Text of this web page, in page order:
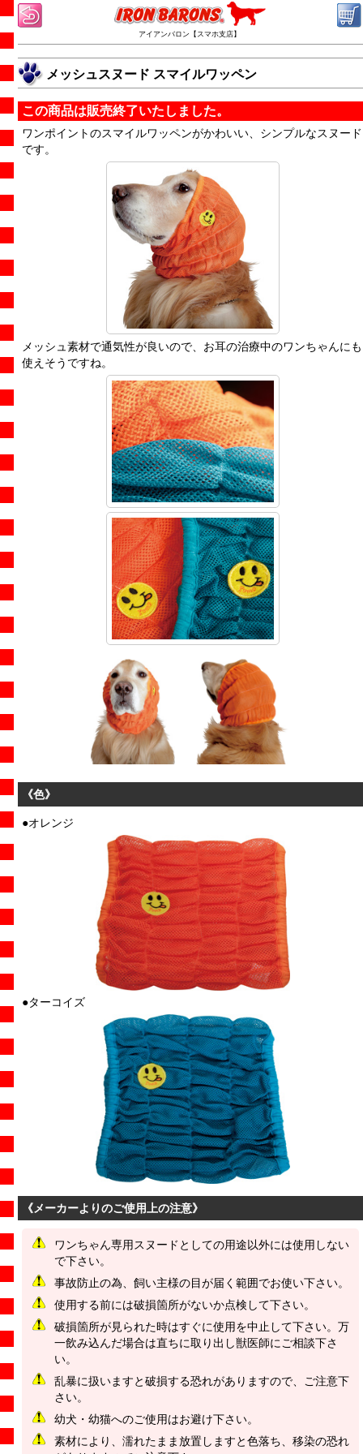
アイアンバロン【スマホ支店】
メッシュスヌード スマイルワッペン
この商品は販売終了いたしました。
ワンポイントのスマイルワッペンがかわいい、シンプルなスヌード
です。
メッシュ素材で通気性が良いので、お耳の治療中のワンちゃんにも
使えそうですね。
《色》
●オレンジ
●ターコイズ
《メーカーよりのご使用上の注意》
ワンちゃん専用スヌードとしての用途以外には使用しない
で下さい。
事故防止の為、飼い主様の目が届く範囲でお使い下さい。
使用する前には破損箇所がないか点検して下さい。
破損箇所が見られた時はすぐに使用を中止して下さい。万
一飲み込んだ場合は直ちに取り出し獣医師にご相談下さ
い。
乱暴に扱いますと破損する恐れがありますので、ご注意下
さい。
幼犬・幼猫へのご使用はお避け下さい。
素材により、濡れたまま放置しますと色落ち、移染の恐れ